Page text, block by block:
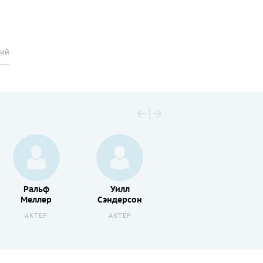
Ральф
Меллер
АКТЕР
Уилл
Сэндерсон
АКТЕР